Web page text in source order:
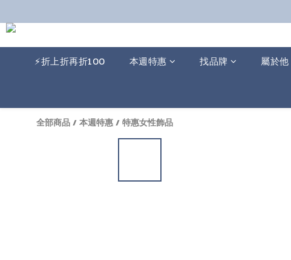
⚡️折上折再折100 本週特惠 找品牌 屬於他
全部商品/本週特惠/特惠女性飾品